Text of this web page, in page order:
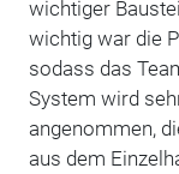
wichtiger
wichtig war die
sodass das
System wird
angenommen,
aus dem